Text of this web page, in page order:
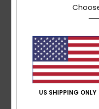
Avaliações dos
US SHIPPING ONLY